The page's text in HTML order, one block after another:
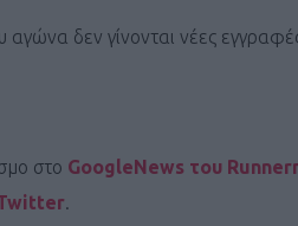
δεν γίνονται νέες
στο GoogleNews του
.